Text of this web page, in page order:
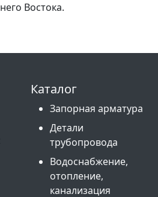
Востока.
Каталог
Запорная арматура
Детали
трубопровода
Водоснабжение,
отопление,
канализация